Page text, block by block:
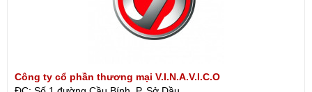
Công ty cổ phần thương mại V.I.N.A.V.I.C.O